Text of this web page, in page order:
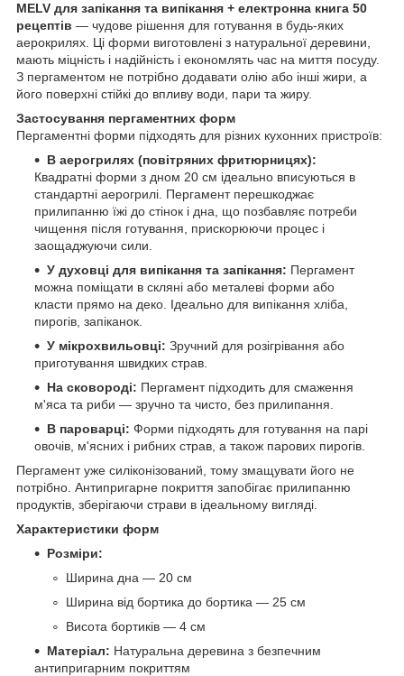
MELV для запікання та випікання + електронна книга 50
рецептів — чудове рішення для готування в будь-яких
аерокрилях. Ці форми виготовлені з натуральної деревини,
мають міцність і надійність і економлять час на миття посуду.
З пергаментом не потрібно додавати олію або інші жири, а
його поверхні стійкі до впливу води, пари та жиру.
Застосування пергаментних форм
Пергаментні форми підходять для різних кухонних пристроїв:
В аерогрилях (повітряних фритюрницях):
Квадратні форми з дном 20 см ідеально вписуються в
стандартні аерогрилі. Пергамент перешкоджає
прилипанню їжі до стінок і дна, що позбавляє потреби
чищення після готування, прискорюючи процес і
заощаджуючи сили.
У духовці для випікання та запікання: Пергамент
можна поміщати в скляні або металеві форми або
класти прямо на деко. Ідеально для випікання хліба,
пирогів, запіканок.
У мікрохвильовці: Зручний для розігрівання або
приготування швидких страв.
На сковороді: Пергамент підходить для смаження
м'яса та риби — зручно та чисто, без прилипання.
В пароварці: Форми підходять для готування на парі
овочів, м'ясних і рибних страв, а також парових пирогів.
Пергамент уже силіконізований, тому змащувати його не
потрібно. Антипригарне покриття запобігає прилипанню
продуктів, зберігаючи страви в ідеальному вигляді.
Характеристики форм
Розміри:
Ширина дна — 20 см
Ширина від бортика до бортика — 25 см
Висота бортиків — 4 см
Матеріал: Натуральна деревина з безпечним
антипригарним покриттям